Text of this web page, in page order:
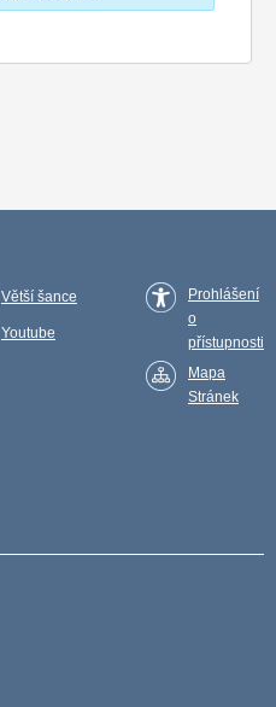
Větší šance
Youtube
Prohlášení
o
přístupnosti
Mapa
Stránek